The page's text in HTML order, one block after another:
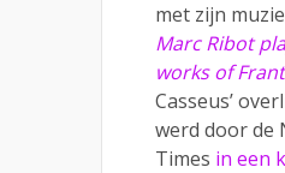
met zijn
Marc Ribot
works of
Casseus’
werd door de
Times in een